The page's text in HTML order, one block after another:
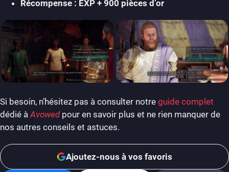
Récompense : EXP + 900 pièces d’or
Si besoin, n’hésitez pas à consulter notre guide complet
dédié àAvowedpour en savoir plus et ne rien manquer de
nos autres conseils et astuces.
Ajoutez-nous à vos favoris